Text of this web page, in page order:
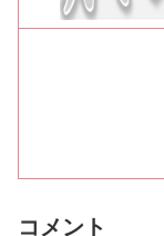
コメント